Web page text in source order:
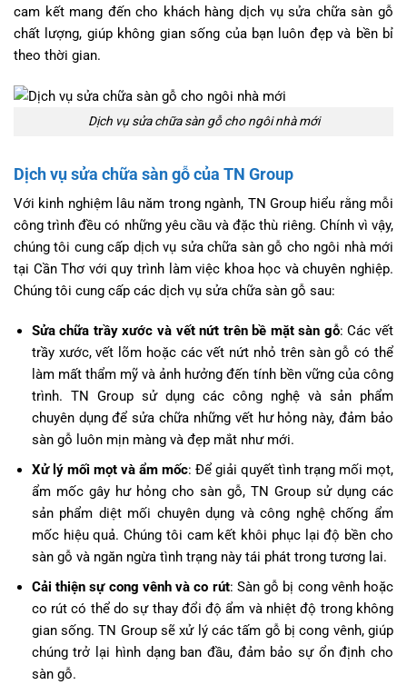
cam kết mang đến cho khách hàng dịch vụ sửa chữa sàn gỗ
chất lượng, giúp không gian sống của bạn luôn đẹp và bền bỉ
theo thời gian.
Dịch vụ sửa chữa sàn gỗ cho ngôi nhà mới
Dịch vụ sửa chữa sàn gỗ của TN Group
Với kinh nghiệm lâu năm trong ngành, TN Group hiểu rằng mỗi
công trình đều có những yêu cầu và đặc thù riêng. Chính vì vậy,
chúng tôi cung cấp dịch vụ sửa chữa sàn gỗ cho ngôi nhà mới
tại Cần Thơ với quy trình làm việc khoa học và chuyên nghiệp.
Chúng tôi cung cấp các dịch vụ sửa chữa sàn gỗ sau:
Sửa chữa trầy xước và vết nứt trên bề mặt sàn gỗ: Các vết
trầy xước, vết lõm hoặc các vết nứt nhỏ trên sàn gỗ có thể
làm mất thẩm mỹ và ảnh hưởng đến tính bền vững của công
trình. TN Group sử dụng các công nghệ và sản phẩm
chuyên dụng để sửa chữa những vết hư hỏng này, đảm bảo
sàn gỗ luôn mịn màng và đẹp mắt như mới.
Xử lý mối mọt và ẩm mốc: Để giải quyết tình trạng mối mọt,
ẩm mốc gây hư hỏng cho sàn gỗ, TN Group sử dụng các
sản phẩm diệt mối chuyên dụng và công nghệ chống ẩm
mốc hiệu quả. Chúng tôi cam kết khôi phục lại độ bền cho
sàn gỗ và ngăn ngừa tình trạng này tái phát trong tương lai.
Cải thiện sự cong vênh và co rút: Sàn gỗ bị cong vênh hoặc
co rút có thể do sự thay đổi độ ẩm và nhiệt độ trong không
gian sống. TN Group sẽ xử lý các tấm gỗ bị cong vênh, giúp
chúng trở lại hình dạng ban đầu, đảm bảo sự ổn định cho
sàn gỗ.